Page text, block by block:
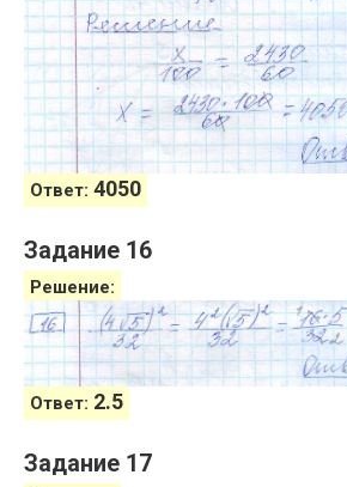
Ответ: 4050
Задание 16
Решение:
Ответ: 2.5
Задание 17